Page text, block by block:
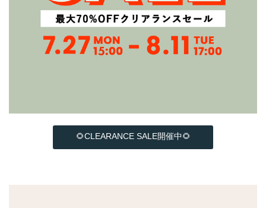
🌻CLEARANCE SALE開催中🌻